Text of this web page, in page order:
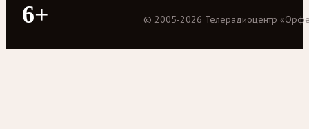
6+ © 2005-2026 Телерадиоцентр